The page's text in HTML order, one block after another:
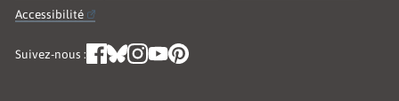
Accessibilité
Suivez-nous :